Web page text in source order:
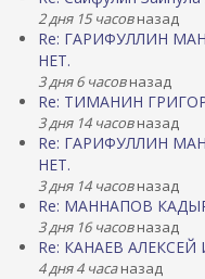
2 дня 15 часовназад
Re: ГАРИФУЛЛИН
НЕТ.
3 дня 6 часовназад
Re: ТИМАНИН
3 дня 14 часовназад
Re: ГАРИФУЛЛИН
НЕТ.
3 дня 14 часовназад
Re: МАННАПОВ
3 дня 16 часовназад
Re: КАНАЕВ
4 дня 4 часаназад